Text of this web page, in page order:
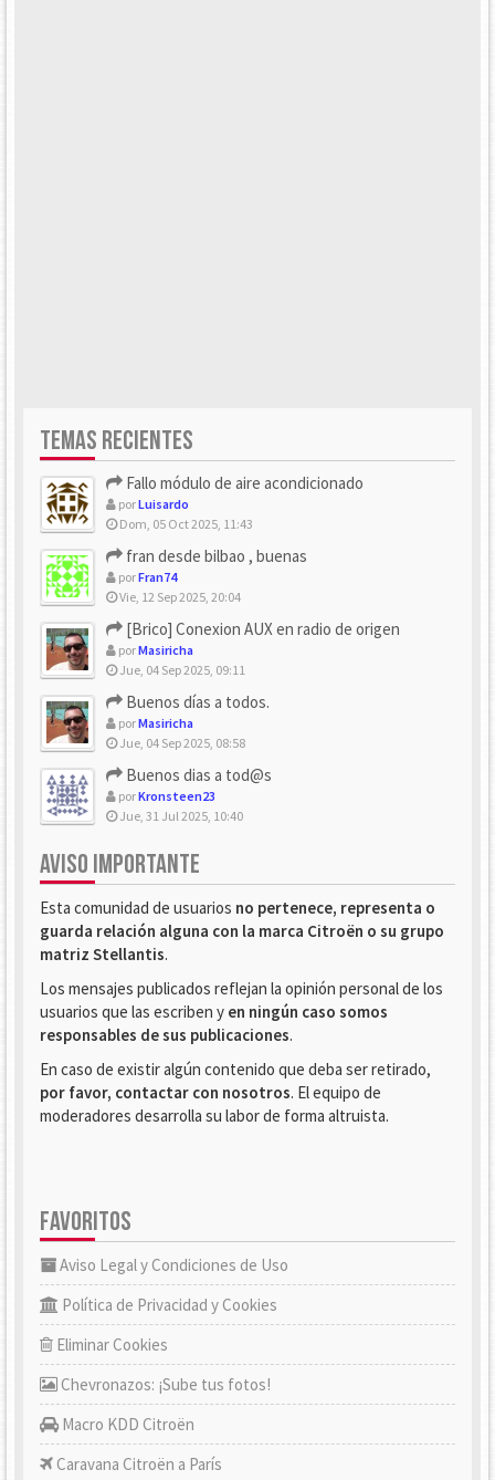
TEMAS RECIENTES
Fallo módulo de aire acondicionado
porLuisardo
Dom, 05 Oct 2025, 11:43
fran desde bilbao , buenas
porFran74
Vie, 12 Sep 2025, 20:04
[Brico] Conexion AUX en radio de origen
porMasiricha
Jue, 04 Sep 2025, 09:11
Buenos días a todos.
porMasiricha
Jue, 04 Sep 2025, 08:58
Buenos dias a tod@s
porKronsteen23
Jue, 31 Jul 2025, 10:40
AVISO IMPORTANTE
Esta comunidad de usuarios no pertenece, representa o
guarda relación alguna con la marca Citroën o su grupo
matriz Stellantis.
Los mensajes publicados reflejan la opinión personal de los
usuarios que las escriben y en ningún caso somos
responsables de sus publicaciones.
En caso de existir algún contenido que deba ser retirado,
por favor, contactar con nosotros. El equipo de
moderadores desarrolla su labor de forma altruista.
FAVORITOS
Aviso Legal y Condiciones de Uso
Política de Privacidad y Cookies
Eliminar Cookies
Chevronazos: ¡Sube tus fotos!
Macro KDD Citroën
Caravana Citroën a París